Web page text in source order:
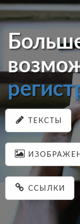
ТЕКСТЫ
ССЫЛКИ